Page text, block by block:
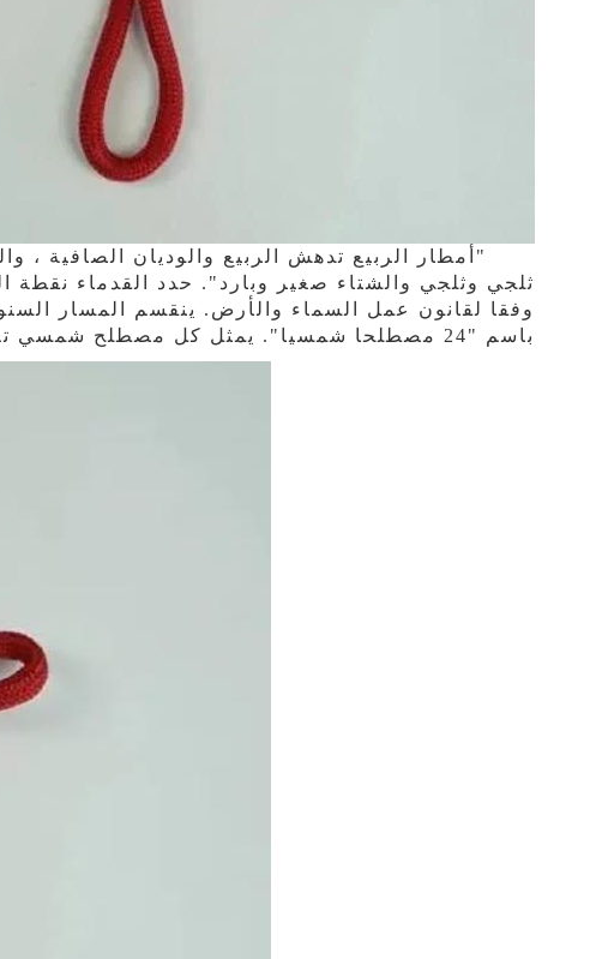
"أمطار الربيع تدهش الربيع والوديان الصافية
ثلجي وثلجي والشتاء صغير وبارد". حدد القدماء نقطة
باسم "24 مصطلحا شمسيا". يمثل كل مصطلح شمسي تغيرات مختلفة في المناخ والفينولوجيا ووقت "المناخات الثلاثة".